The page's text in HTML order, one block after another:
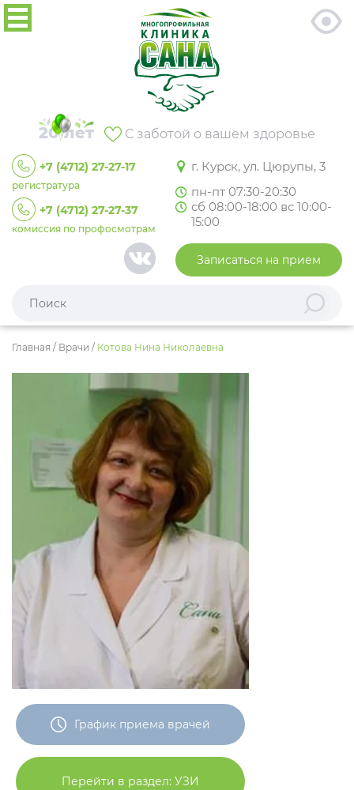
+7 (4712) 27-27-17
регистратура
+7 (4712) 27-27-37
комиссия по профосмотрам
г. Курск, ул. Цюрупы, 3
пн-пт 07:30-20:30
сб 08:00-18:00 вс 10:00-
15:00
Записаться на прием
20 лет С заботой о вашем здоровье
Главная / Врачи / Котова Нина Николаевна
График приема врачей
Перейти в раздел: УЗИ